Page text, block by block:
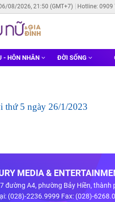
08/2026, 21:50 (GMT+7) Hotline: 0909
- HÔN NHÂN ĐỜI SỐNG
thứ 5 ngày 26/1/2023
MEDIA &
đường A4, phường Bảy Hiền, thành
(028)-2236.9999 Fax: (028)-